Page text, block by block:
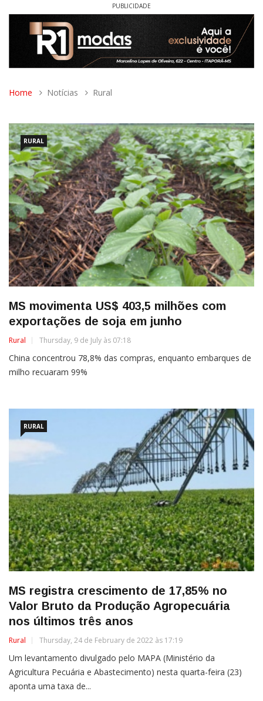
PUBLICIDADE
Home Notícias Rural
RURAL
MS movimenta US$ 403,5 milhões com
exportações de soja em junho
Rural Thursday, 9 de July às 07:18
China concentrou 78,8% das compras, enquanto embarques de
milho recuaram 99%
RURAL
MS registra crescimento de 17,85% no
Valor Bruto da Produção Agropecuária
nos últimos três anos
Rural Thursday, 24 de February de 2022 às 17:19
Um levantamento divulgado pelo MAPA (Ministério da
Agricultura Pecuária e Abastecimento) nesta quarta-feira (23)
aponta uma taxa de...